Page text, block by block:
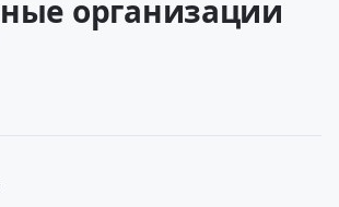
организации